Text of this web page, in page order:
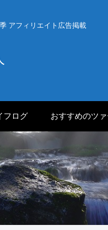
アフィリエイト広告掲載
フログ おすすめのツ